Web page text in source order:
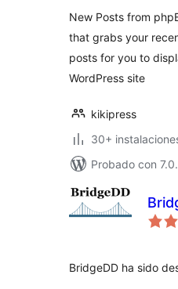
New Posts from
that grabs your
posts for you to
WordPress site
kikipress
30+
Probado con
BridgeDD ha sido